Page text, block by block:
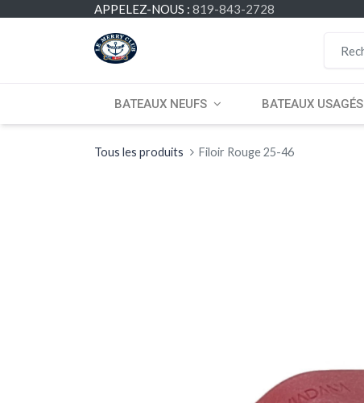
APPELEZ-NOUS : 819-843-2728
BATEAUX NEUFS BATEAUX USAGÉS
Tous les produits Filoir Rouge 25-46